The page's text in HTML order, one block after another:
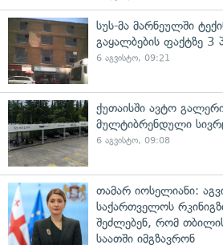
სუს-მა მარნეულში
გაყალბების ფაქტზე 3
6 აგვისტო, 09:21
ქუთაისში ავტო
მულტიბრენდული
6 აგვისტო, 09:08
თამარ იოსელიანი:
საქართველოს
შეძლებენ, რომ
საათში იმგზავრონ